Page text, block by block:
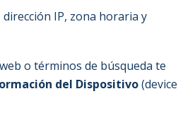
IP, zona horaria y
o términos de búsqueda te
del Dispositivo(device